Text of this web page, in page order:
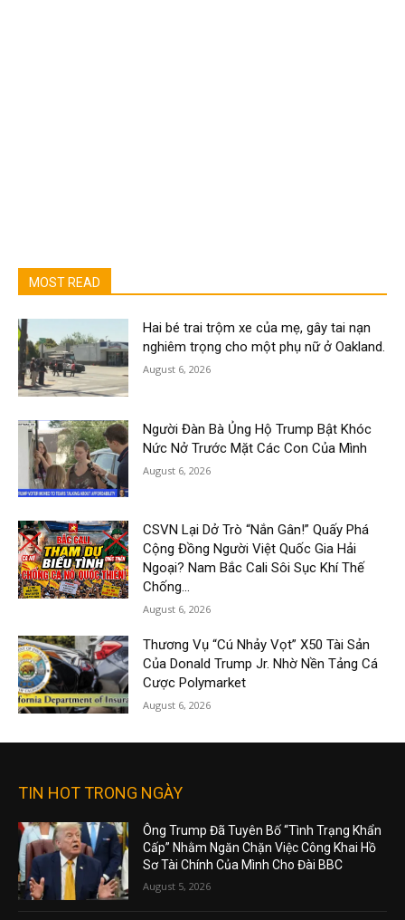
MOST READ
Hai bé trai trộm xe của mẹ, gây tai nạn
nghiêm trọng cho một phụ nữ ở Oakland.
August 6, 2026
Người Đàn Bà Ủng Hộ Trump Bật Khóc
Nức Nở Trước Mặt Các Con Của Mình
August 6, 2026
CSVN Lại Dở Trò “Nắn Gân!” Quấy Phá
Cộng Đồng Người Việt Quốc Gia Hải
Ngoại? Nam Bắc Cali Sôi Sục Khí Thế
Chống...
August 6, 2026
Thương Vụ “Cú Nhảy Vọt” X50 Tài Sản
Của Donald Trump Jr. Nhờ Nền Tảng Cá
Cược Polymarket
August 6, 2026
TIN HOT TRONG NGÀY
Ông Trump Đã Tuyên Bố “Tình Trạng Khẩn
Cấp” Nhằm Ngăn Chặn Việc Công Khai Hồ
Sơ Tài Chính Của Mình Cho Đài BBC
August 5, 2026